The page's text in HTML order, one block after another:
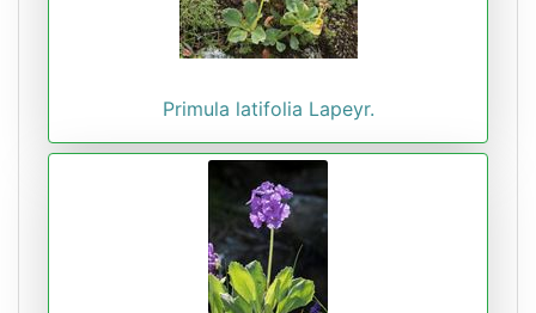
Primula latifolia Lapeyr.